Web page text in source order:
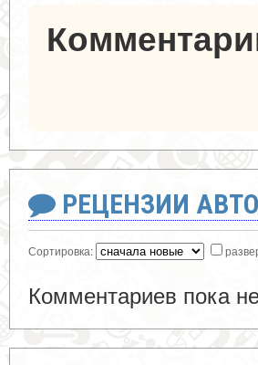
РЕЦЕНЗИИ
Сортировка:
Комментариев пока